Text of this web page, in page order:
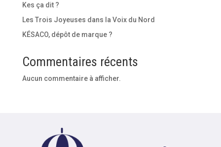
Kes ça dit ?
Les Trois Joyeuses dans la Voix du Nord
KÉSACO, dépôt de marque ?
Commentaires récents
Aucun commentaire à afficher.